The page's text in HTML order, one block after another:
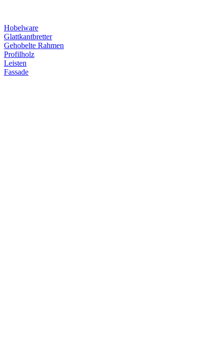
Hobelware
Glattkantbretter
Gehobelte Rahmen
Profilholz
Leisten
Fassade